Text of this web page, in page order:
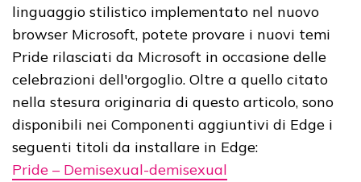
linguaggio stilistico implementato nel nuovo
browser Microsoft, potete provare i nuovi temi
Pride rilasciati da Microsoft in occasione delle
celebrazioni dell'orgoglio. Oltre a quello citato
nella stesura originaria di questo articolo, sono
disponibili nei Componenti aggiuntivi di Edge i
seguenti titoli da installare in Edge:
Pride – Demisexual-demisexual